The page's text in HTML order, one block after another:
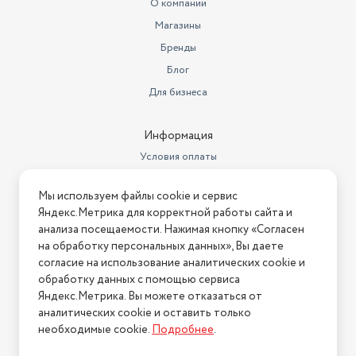
О компании
Магазины
Бренды
Блог
Для бизнеса
Информация
Условия оплаты
Условия возврата
Нашли ошибку на сайте? Напишите нам
2026 © Интернет-магазин "АстМаркет". У нас есть всё!
Политика конфиденциальности
Мы используем файлы cookie и сервис
Яндекс.Метрика для корректной работы сайта и
анализа посещаемости. Нажимая кнопку «Согласен
на обработку персональных данных», Вы даете
согласие на использование аналитических cookie и
обработку данных с помощью сервиса
Яндекс.Метрика. Вы можете отказаться от
аналитических cookie и оставить только
необходимые cookie.Подробнее.